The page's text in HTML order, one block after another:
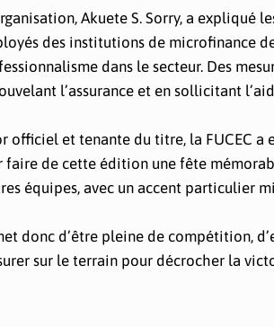
Akuete S. Sorry, a
des institutions de microfinance
dans le secteur. Des
l’assurance et en sollicitant
officiel et tenante du titre, la FUCEC
faire de cette édition une fête
équipes, avec un accent particulier
donc d’être pleine de compétition,
sur le terrain pour décrocher la